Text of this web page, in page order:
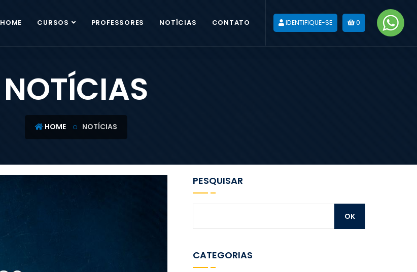
IDENTIFIQUE-SE 0
HOME CURSOS PROFESSORES NOTÍCIAS CONTATO
NOTÍCIAS
HOME NOTÍCIAS
PESQUISAR
CATEGORIAS